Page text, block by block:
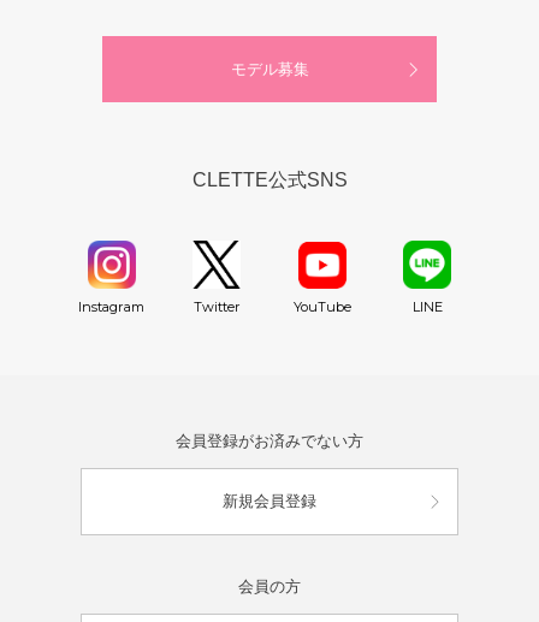
モデル募集
CLETTE公式SNS
Instagram Twitter YouTube LINE
会員登録がお済みでない方
新規会員登録
会員の方